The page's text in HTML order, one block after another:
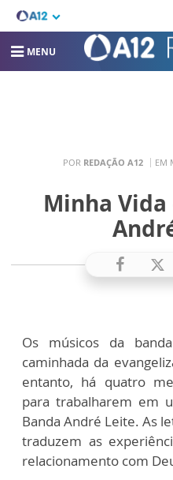
MENU
POR REDAÇÃO A12 EM
Minha Vida
Os músicos da
caminhada da
entanto, há quatro
para trabalharem em
Banda André Leite. As
traduzem as
relacionamento com